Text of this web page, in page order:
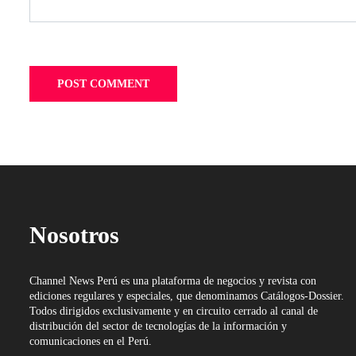
Nosotros
Channel News Perú es una plataforma de negocios y revista con
ediciones regulares y especiales, que denominamos Catálogos-Dossier.
Todos dirigidos exclusivamente y en circuito cerrado al canal de
distribución del sector de tecnologías de la información y
comunicaciones en el Perú.